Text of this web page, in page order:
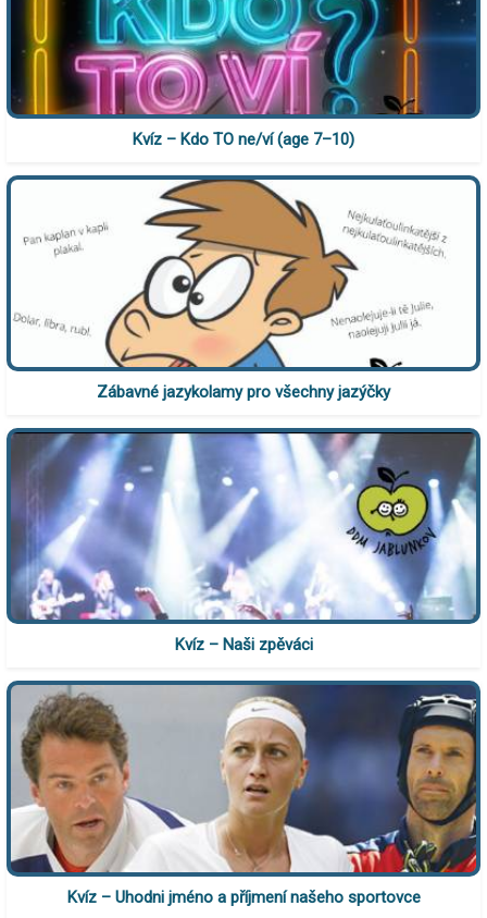
Kvíz – Kdo TO ne/ví (age 7–10)
Zábavné jazykolamy pro všechny jazýčky
Kvíz – Naši zpěváci
Kvíz – Uhodni jméno a příjmení našeho sportovce